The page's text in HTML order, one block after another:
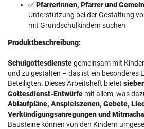
✅Pfarrerinnen, Pfarrer und
Unterstützung bei der Gestaltung
mit Grundschulkindern suchen
Produktbeschreibung:
Schulgottesdienstegemeinsam mit
und zu gestalten – das ist ein besonderes
Beteiligten. Dieses Arbeitsheft bietet
Gottesdienst-Entwürfe mit allem, was
Ablaufpläne, Anspielszenen, Gebete,
Verkündigungsanregungen und
Bausteine können von den Kindern